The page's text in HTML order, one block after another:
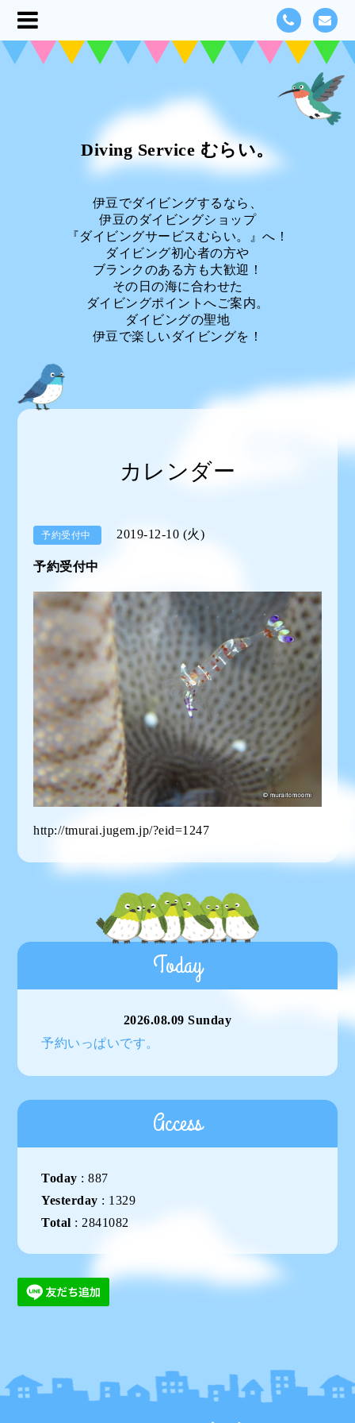
Diving Service むらい。
伊豆でダイビングするなら、
伊豆のダイビングショップ
『ダイビングサービスむらい。』へ！
ダイビング初心者の方や
ブランクのある方も大歓迎！
その日の海に合わせた
ダイビングポイントへご案内。
ダイビングの聖地
伊豆で楽しいダイビングを！
カレンダー
予約受付中 2019-12-10 (火)
予約受付中
http://tmurai.jugem.jp/?eid=1247
Today
2026.08.09 Sunday
予約いっぱいです。
Access
Today :887
Yesterday : 1329
Total : 2841082